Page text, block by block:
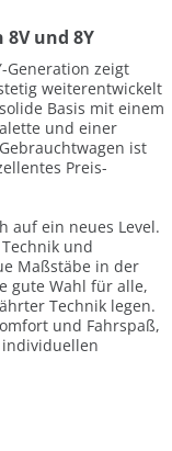
und 8Y
Generation zeigt
weiterentwickelt
Basis mit einem
und einer
ist
Preis-
auf ein neues Level.
und
Maßstäbe in der
gute Wahl für alle,
Technik legen.
und Fahrspaß,